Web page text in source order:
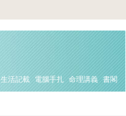
生活記載 電腦手扎 命理講義 書閣